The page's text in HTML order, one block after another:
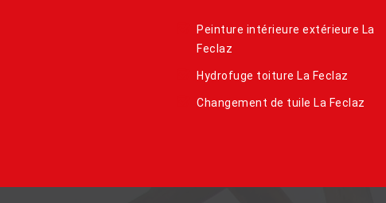
Peinture intérieure extérieure La
Feclaz
Hydrofuge toiture La Feclaz
Changement de tuile La Feclaz